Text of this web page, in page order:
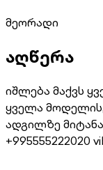
მეორადი
აღწერა
იშლება მაქვს
ყველა
ადგილზე
+995555222020